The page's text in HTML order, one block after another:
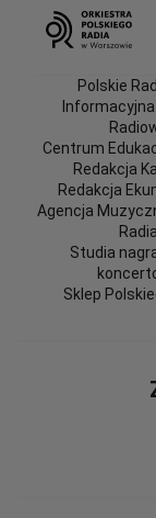
Polskie
Centrum
Redakcja
Redakcja
Agencja
Radia
Studia
Sklep